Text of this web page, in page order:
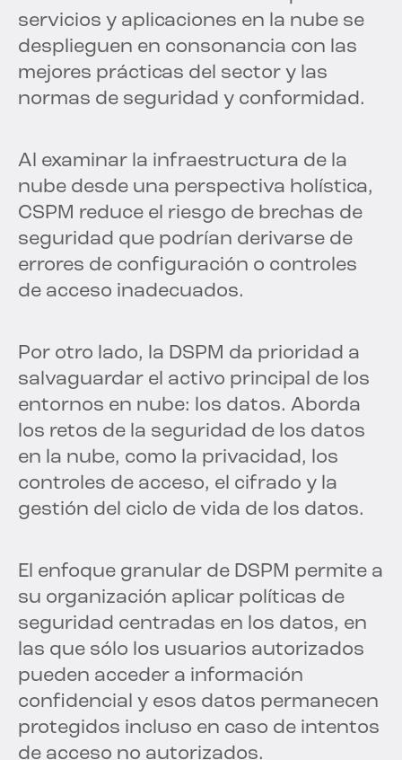
servicios y aplicaciones en la nube se
desplieguen en consonancia con las
mejores prácticas del sector y las
normas de seguridad y conformidad.
Al examinar la infraestructura de la
nube desde una perspectiva holística,
CSPM reduce el riesgo de brechas de
seguridad que podrían derivarse de
errores de configuración o controles
de acceso inadecuados.
Por otro lado, la DSPM da prioridad a
salvaguardar el activo principal de los
entornos en nube: los datos. Aborda
los retos de la seguridad de los datos
en la nube, como la privacidad, los
controles de acceso, el cifrado y la
gestión del ciclo de vida de los datos.
El enfoque granular de DSPM permite a
su organización aplicar políticas de
seguridad centradas en los datos, en
las que sólo los usuarios autorizados
pueden acceder a información
confidencial y esos datos permanecen
protegidos incluso en caso de intentos
de acceso no autorizados.